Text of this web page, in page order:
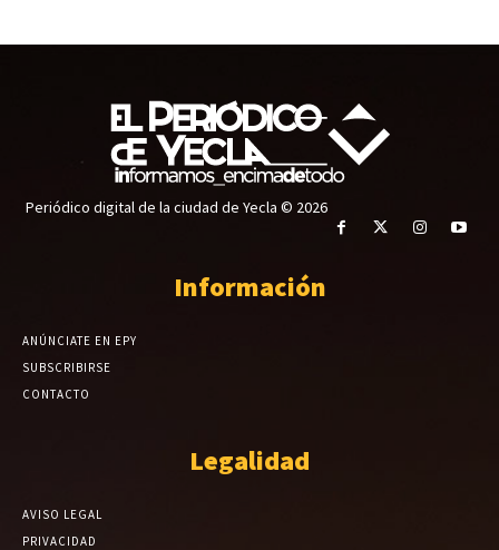
Periódico digital de la ciudad de Yecla © 2026
Información
ANÚNCIATE EN EPY
SUBSCRIBIRSE
CONTACTO
Legalidad
AVISO LEGAL
PRIVACIDAD